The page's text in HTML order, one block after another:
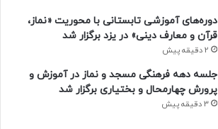
دوره‌های آموزشی تابستانی با محوریت «نماز،
قرآن و معارف دینی» در یزد برگزار شد
2 دقیقه پیش
جلسه دهه فرهنگی مسجد و نماز در آموزش و
پرورش چهارمحال و بختیاری برگزار شد
3 دقیقه پیش